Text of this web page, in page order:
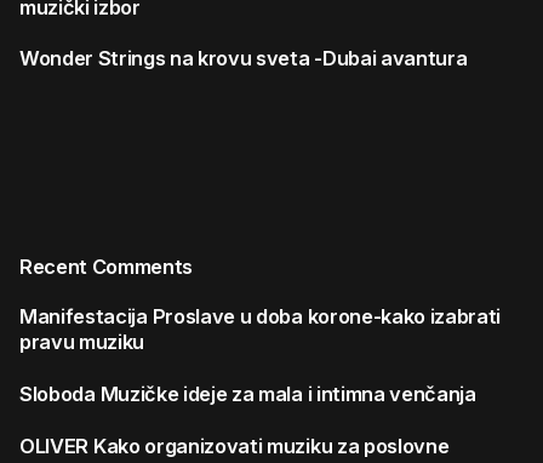
muzički izbor
Wonder Strings na krovu sveta -Dubai avantura
Recent Comments
Manifestacija Proslave u doba korone-kako izabrati
pravu muziku
Sloboda Muzičke ideje za mala i intimna venčanja
OLIVER Kako organizovati muziku za poslovne